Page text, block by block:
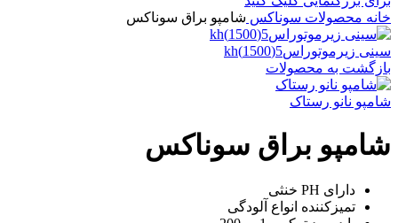
خانه محصولات سوناکس شامپو براق سوناکس
سینی زیرموتوراس5(1500)kh
بازگشت به محصولات
شامپو نانو رستاک
شامپو براق سوناکس
دارای PH خنثی
تمیزکننده انواع آلودگی